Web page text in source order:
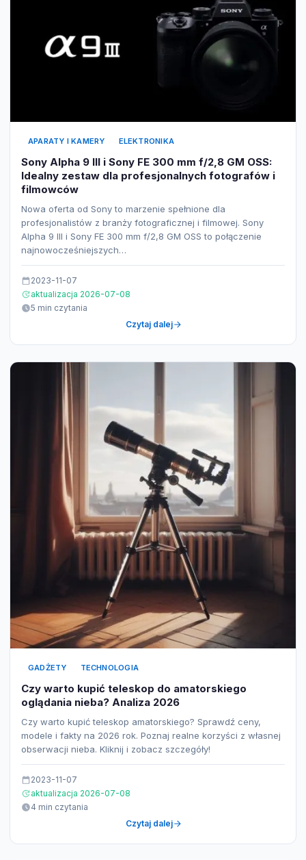
APARATY I KAMERY ELEKTRONIKA
Sony Alpha 9 III i Sony FE 300 mm f/2,8 GM OSS:
Idealny zestaw dla profesjonalnych fotografów i
filmowców
Nowa oferta od Sony to marzenie spełnione dla
profesjonalistów z branży fotograficznej i filmowej. Sony
Alpha 9 III i Sony FE 300 mm f/2,8 GM OSS to połączenie
najnowocześniejszych…
2023-11-07
aktualizacja 2026-07-08
5 min czytania
Czytaj dalej
GADŻETY TECHNOLOGIA
Czy warto kupić teleskop do amatorskiego
oglądania nieba? Analiza 2026
Czy warto kupić teleskop amatorskiego? Sprawdź ceny,
modele i fakty na 2026 rok. Poznaj realne korzyści z własnej
obserwacji nieba. Kliknij i zobacz szczegóły!
2023-11-07
aktualizacja 2026-07-08
4 min czytania
Czytaj dalej